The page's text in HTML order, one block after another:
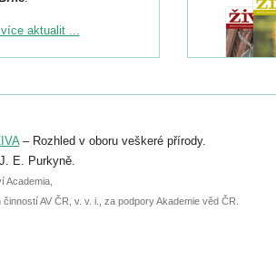
ke konferenci
do 6. září.
přednášky nebo
června.
aktualit ...
– Rozhled v oboru veškeré přírody.
E. Purkyně.
Academia,
AV ČR, v. v. i., za podpory Akademie věd ČR.